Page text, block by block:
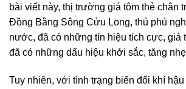
bài viết này, thị trường giá tôm thẻ chân
Đồng Bằng Sông Cửu Long, thủ phủ
nước, đã có những tín hiệu tích cực, giá
đã có những dấu hiệu khởi sắc, tăng
Tuy nhiên, với tình trạng biến đổi khí